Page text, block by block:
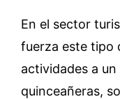
En el sector
fuerza este tipo
actividades a
quinceañeras,